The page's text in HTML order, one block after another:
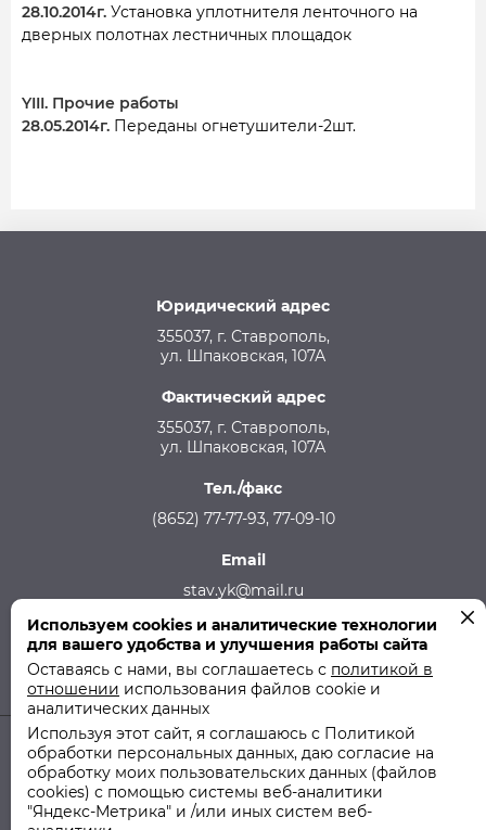
28.10.2014г. Установка уплотнителя ленточного на
дверных полотнах лестничных площадок
YIII. Прочие работы
28.05.2014г. Переданы огнетушители-2шт.
Юридический адрес
355037, г. Ставрополь,
ул. Шпаковская, 107А
Фактический адрес
355037, г. Ставрополь,
ул. Шпаковская, 107А
Тел./факс
(8652) 77-77-93, 77-09-10
Email
stav.yk@mail.ru
Телефон аварийной службы
215-957, 8-928-301-92-08 (круглосуточно)
© 2011-2026 ООО "СТУК" | ООО "Ставропольская Управляющая
Политика использования файлов cookie
Используем cookies и аналитические технологии
для вашего удобства и улучшения работы сайта
Оставаясь с нами, вы соглашаетесь с политикой в
отношении использования файлов cookie и
аналитических данных
Используя этот сайт, я соглашаюсь с Политикой
обработки персональных данных, даю согласие на
обработку моих пользовательских данных (файлов
cookies) с помощью системы веб-аналитики
"Яндекс-Метрика" и /или иных систем веб-